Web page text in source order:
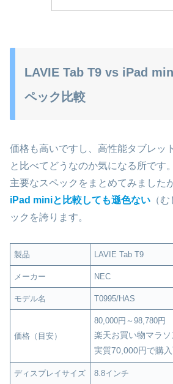
LAVIE Tab T9 vs iPad
ペック比較
価格も高いですし、高性能タブレッ
と比べてどうなのか気になる所です。
主要なスペックをまとめてみました
iPad miniと比較しても遜色ない （
ックを誇ります。
製品 LAVIE Tab T9
メーカー NEC
モデル名 T0995/HAS
価格（目安）
80,000円～98,780円
楽天お買い物マラ
実質70,000円で購
ディスプレイサイズ 8.8インチ